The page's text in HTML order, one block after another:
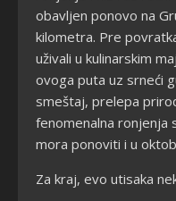
obavljen ponovo na
kilometra. Pre
uživali u kulinarskim
ovoga puta uz srneći
smeštaj, prelepa
fenomenalna ronjenja
mora ponoviti i u
Za kraj, evo utisaka